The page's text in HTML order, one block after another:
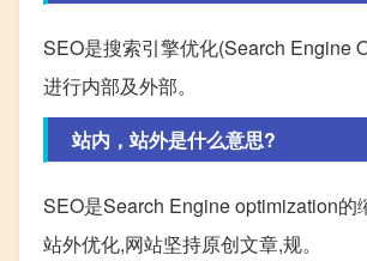
SEO是搜索引擎优化(Search Engine
进行内部及外部。
站内，站外是什么意思?
SEO是Search Engine optimization
站外优化,网站坚持原创文章,规。